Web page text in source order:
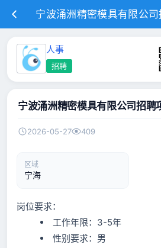
宁波涌洲精密模具有限公
人事
招聘
宁波涌洲精密模具有限公司招聘
2026-05-27 409
区域
宁海
岗位要求：
工作年限：3-5年
性别要求：男